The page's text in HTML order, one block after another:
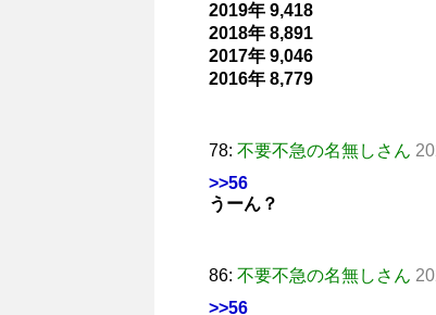
2019年 9,418
2018年 8,891
2017年 9,046
2016年 8,779
78: 不要不急の名無しさん
>>56
うーん？
86: 不要不急の名無しさん
>>56